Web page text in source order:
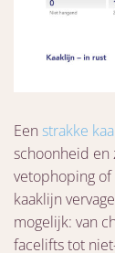
Een strakke
schoonheid en
vetophoping
kaaklijn
mogelijk: van
facelifts tot